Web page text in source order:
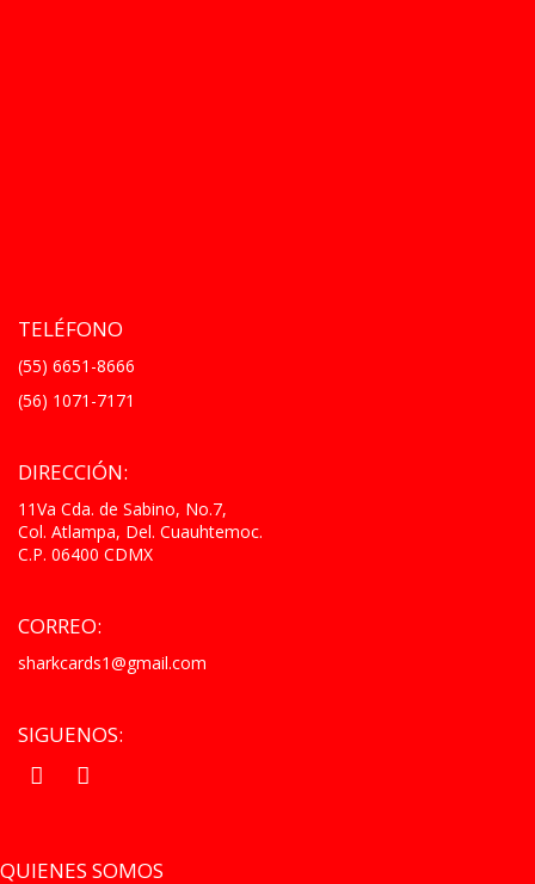
TELÉFONO
(55) 6651-8666
(56) 1071-7171
DIRECCIÓN:
11Va Cda. de Sabino, No.7,
Col. Atlampa, Del. Cuauhtemoc.
C.P. 06400 CDMX
CORREO:
sharkcards1@gmail.com
SIGUENOS:
QUIENES SOMOS